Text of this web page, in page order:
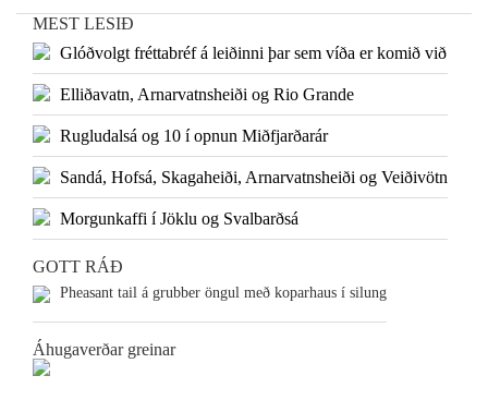
MEST LESIÐ
Glóðvolgt fréttabréf á leiðinni þar sem víða er komið við
Elliðavatn, Arnarvatnsheiði og Rio Grande
Rugludalsá og 10 í opnun Miðfjarðarár
Sandá, Hofsá, Skagaheiði, Arnarvatnsheiði og Veiðivötn
Morgunkaffi í Jöklu og Svalbarðsá
GOTT RÁÐ
Pheasant tail á grubber öngul með koparhaus í silung
Áhugaverðar greinar